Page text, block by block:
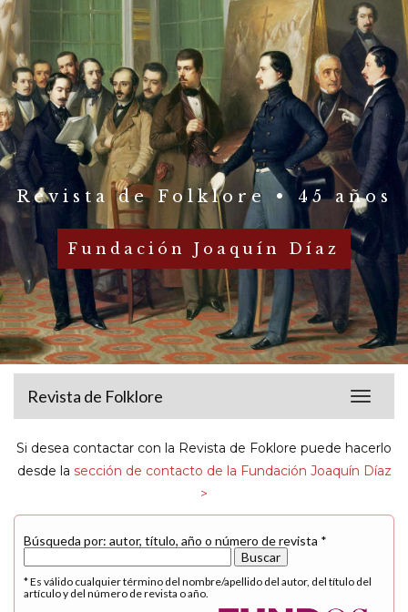
Revista de Folklore • 45 años
Fundación Joaquín Díaz
Toggle
Revista de Folklore
Si desea contactar con la Revista de Foklore puede hacerlo
desde la sección de contacto de la Fundación Joaquín Díaz
>
Búsqueda por: autor, título, año o número de revista *
* Es válido cualquier término del nombre/apellido del autor, del título del
artículo y del número de revista o año.